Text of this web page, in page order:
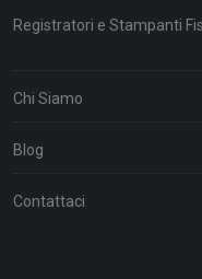
Registratori e Stampanti
Chi Siamo
Blog
Contattaci